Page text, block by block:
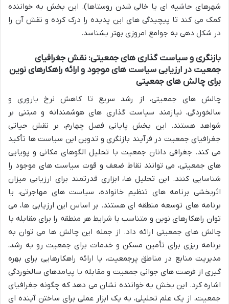
شهرهای حاشیه ای یا خالی شدن روستاها). این بخش به خواننده
کمک می کند تا پیچیدگی های این پدیده را درک کرده و نقش آن را
در شکل دهی به جوامع امروزی بهتر بشناسد.
بازنگری و سیاست گذاری های جمعیتی: نقش جغرافیای
جمعیت در ارزیابی سیاست های موجود و ارائه راهکارهای نوین
برای چالش های جمعیتی
چالش های جمعیتی، از رشد سریع تا کاهش نرخ باروری و
سالخوردگی، نیازمند سیاست گذاری های هوشمندانه و مبتنی بر
شواهد هستند. این بخش پایانی فصل چهارم، بر نقش حیاتی
جغرافیای جمعیت در فرآیند بازنگری و تدوین این سیاست ها تأکید
می کند. جغرافی دانان جمعیت با تحلیل الگوهای مکانی و پویایی
های جمعیتی، می توانند نقاط ضعف و قوت سیاست های موجود را
شناسایی کنند. این تحلیل ها، ابزاری قدرتمند برای ارزیابی میزان
اثربخشی برنامه های تنظیم خانواده، سیاست های مهاجرتی، یا
برنامه های توسعه منطقه ای هستند. بر اساس این ارزیابی ها، می
توان راهکارهای نوین و متناسب با شرایط هر منطقه را برای مقابله با
چالش های جمعیتی ارائه داد. از جمله این چالش ها می توان به
برنامه ریزی برای تأمین مسکن و خدمات برای جمعیت رو به رشد،
مدیریت منابع در مناطق پرجمعیت، یا ارائه راهکارهایی برای بهره
گیری از فرصت های جوانی جمعیت و مقابله با پیامدهای سالخوردگی
اشاره کرد. این بخش به خواننده نشان می دهد که چگونه جغرافیای
جمعیت، از یک علم تحلیلی، به یک ابزار عملی برای ساختن آینده ای